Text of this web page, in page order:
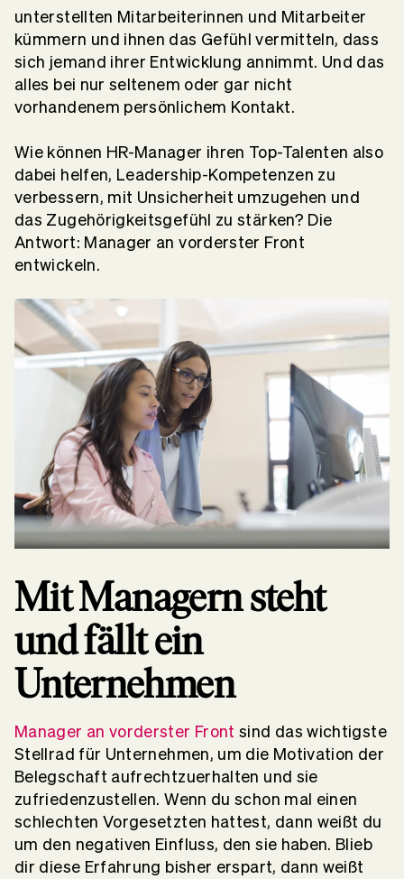
unterstellten Mitarbeiterinnen und Mitarbeiter
kümmern und ihnen das Gefühl vermitteln, dass
sich jemand ihrer Entwicklung annimmt. Und das
alles bei nur seltenem oder gar nicht
vorhandenem persönlichem Kontakt.
Wie können HR-Manager ihren Top-Talenten also
dabei helfen, Leadership-Kompetenzen zu
verbessern, mit Unsicherheit umzugehen und
das Zugehörigkeitsgefühl zu stärken? Die
Antwort: Manager an vorderster Front
entwickeln.
Mit Managern steht
und fällt ein
Unternehmen
Manager an vorderster Front sind das wichtigste
Stellrad für Unternehmen, um die Motivation der
Belegschaft aufrechtzuerhalten und sie
zufriedenzustellen. Wenn du schon mal einen
schlechten Vorgesetzten hattest, dann weißt du
um den negativen Einfluss, den sie haben. Blieb
dir diese Erfahrung bisher erspart, dann weißt